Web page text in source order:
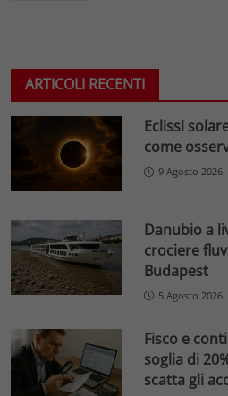
ARTICOLI RECENTI
Eclissi
come
9 Agosto 2026
Danubio a
crociere
Budapest
5 Agosto 2026
Fisco e
soglia di
scatta gli